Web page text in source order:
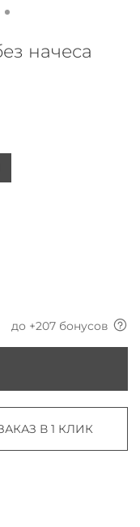
начеса
до +207 бонусов
В 1 КЛИК